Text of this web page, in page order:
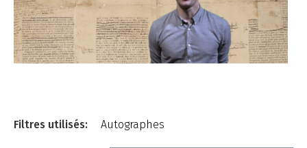
Filtres utilisés: Autographes